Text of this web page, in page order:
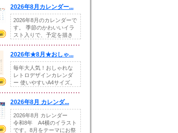
2026年8月カレンダー...
2026年8月のカレンダーで
す。 季節のかわいいイラ
スト入りで、予定を描き
2026年★8月★おしゃ...
毎年大人気！おしゃれな
レトロデザインカレンダ
ー 使いやすいA4サイズ。
2026年8月 カレンダ...
2026年8月 カレンダー
令和8年 A4横のイラスト
です。8月をテーマにお祭